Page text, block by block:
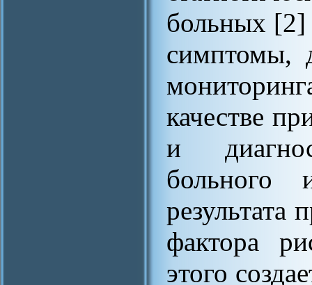
больных [2]
симптомы,
качестве
и
больного
результата
фактора
этого